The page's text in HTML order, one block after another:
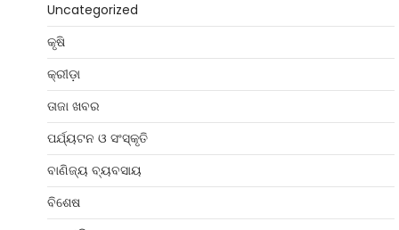
Uncategorized
କୃଷି
କ୍ରୀଡ଼ା
ତାଜା ଖବର
ପର୍ଯ୍ୟଟନ ଓ ସଂସ୍କୃତି
ବାଣିଜ୍ୟ ବ୍ୟବସାୟ
ବିଶେଷ